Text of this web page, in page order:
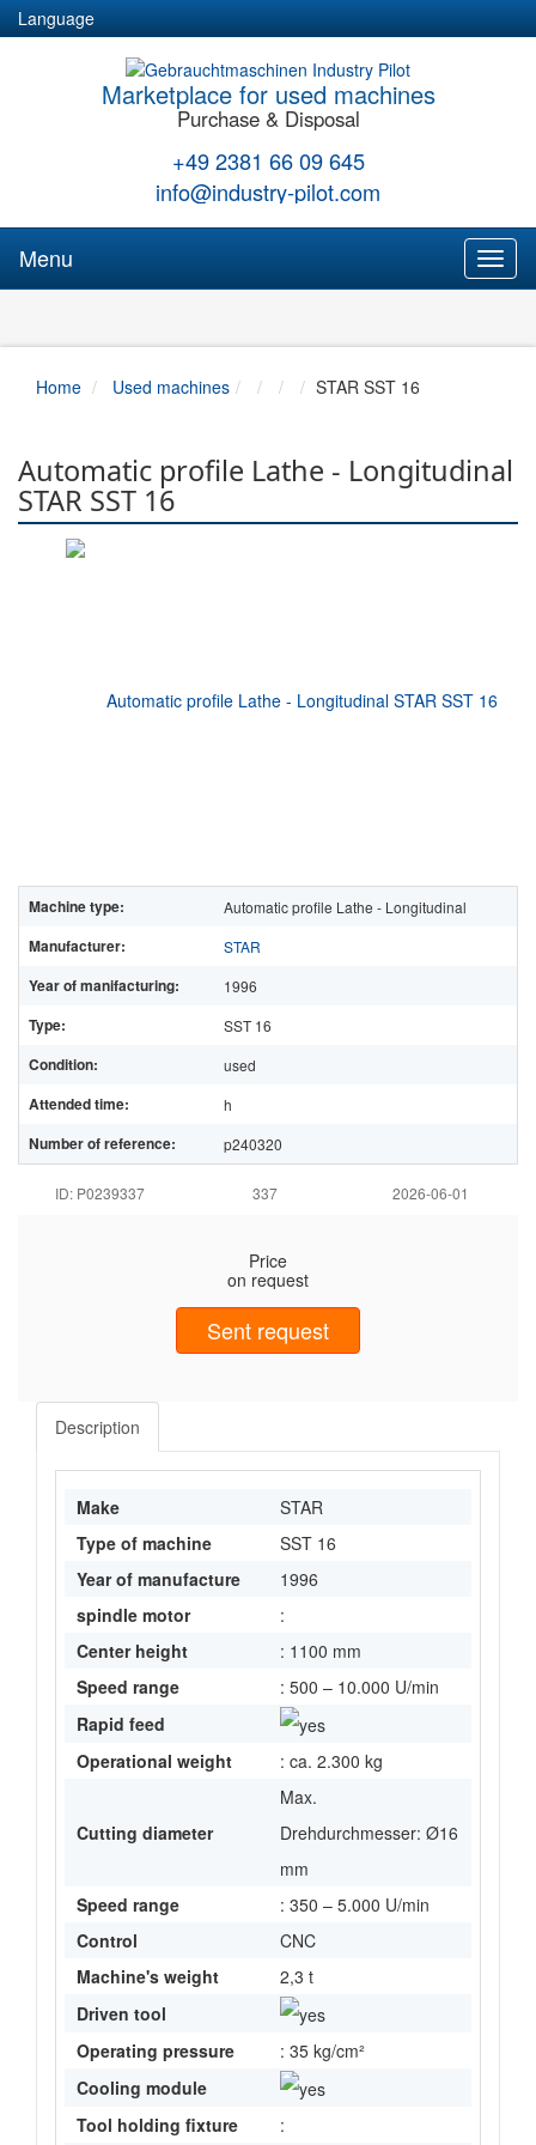
Language
Marketplace for used machines
Purchase & Disposal
+49 2381 66 09 645
info@industry-pilot.com
Menu
Home Used machines STAR SST 16
Automatic profile Lathe - Longitudinal
STAR SST 16
Machine type: Automatic profile Lathe - Longitudinal
Manufacturer: STAR
Year of manifacturing: 1996
Type: SST 16
Condition: used
Attended time: h
Number of reference: p240320
ID: P0239337 337 2026-06-01
Price
on request
Sent request
Description
Make
STAR
Type of machine
SST 16
Year of manufacture
1996
spindle motor
:
Center height
: 1100 mm
Speed range
: 500 – 10.000 U/min
Rapid feed
Operational weight
: ca. 2.300 kg
Cutting diameter
Max.
Drehdurchmesser: Ø16
mm
Speed range
: 350 – 5.000 U/min
Control
CNC
Machine's weight
2,3 t
Driven tool
Operating pressure
: 35 kg/cm²
Cooling module
Tool holding fixture
: